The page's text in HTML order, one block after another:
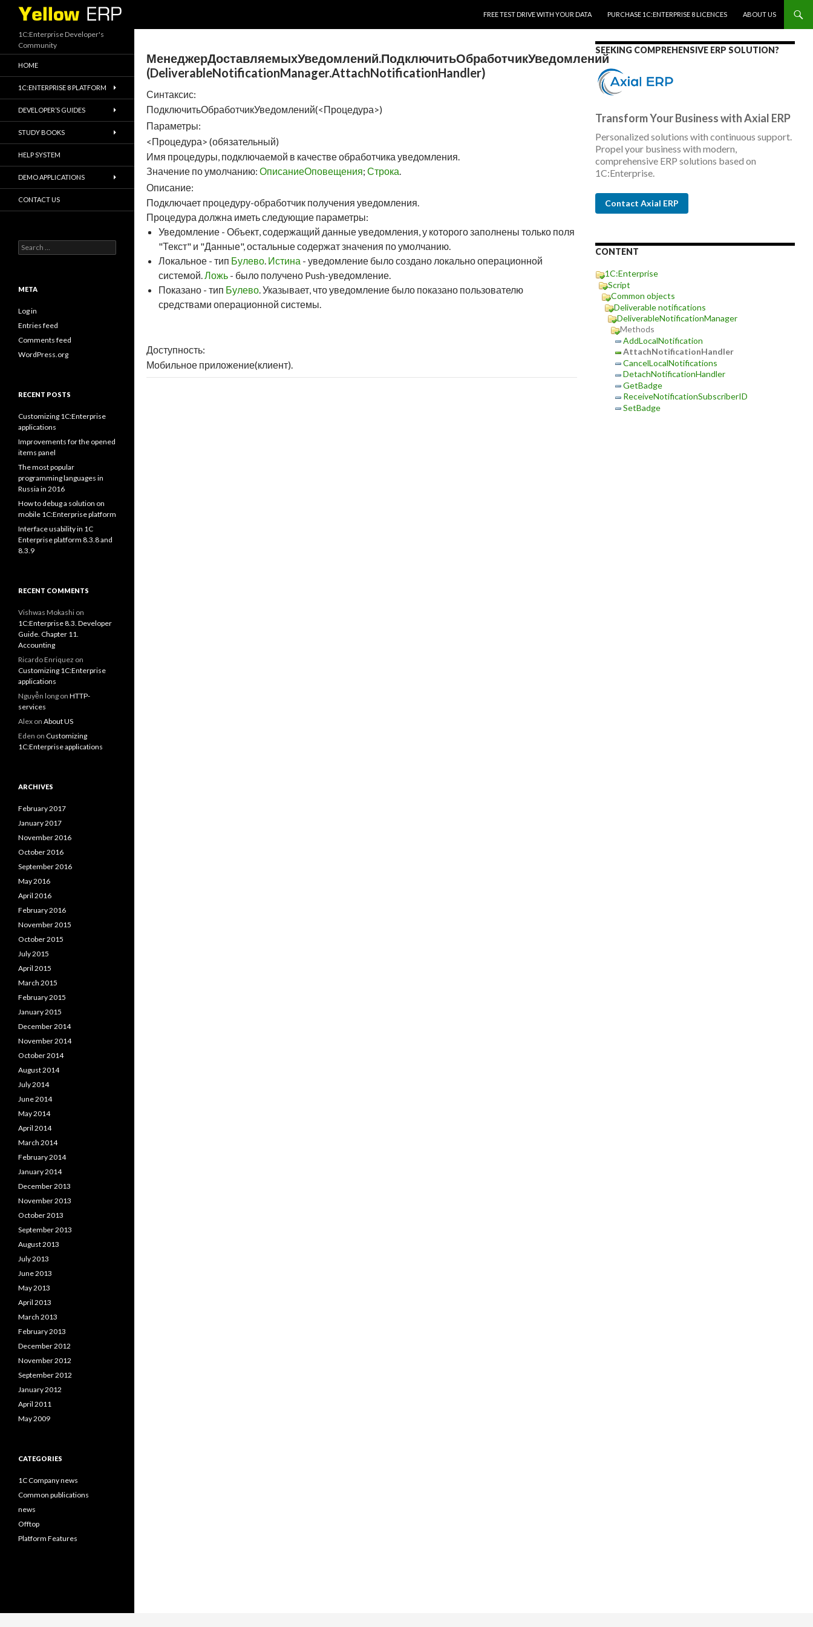
Search
FREE TEST DRIVE WITH YOUR DATA
PURCHASE 1C:ENTERPRISE 8 LICENCES ABOUT US
МенеджерДоставляемыхУведомлений.ПодключитьОбработчикУведомлений
(DeliverableNotificationManager.AttachNotificationHandler)
Синтаксис:
ПодключитьОбработчикУведомлений(<Процедура>)
Параметры:
<Процедура> (обязательный)
Имя процедуры, подключаемой в качестве обработчика уведомления.
Значение по умолчанию: ОписаниеОповещения; Строка.
Описание:
Подключает процедуру-обработчик получения уведомления.
Процедура должна иметь следующие параметры:
Уведомление - Объект, содержащий данные уведомления, у которого заполнены только поля
"Текст" и "Данные", остальные содержат значения по умолчанию.
Локальное - тип Булево. Истина - уведомление было создано локально операционной
системой.Ложь - было получено Push-уведомление.
Показано - тип Булево. Указывает, что уведомление было показано пользователю
средствами операционной системы.
Доступность:
Мобильное приложение(клиент).
SEEKING COMPREHENSIVE ERP SOLUTION?
Transform Your Business with Axial ERP
Personalized solutions with continuous support.
Propel your business with modern,
comprehensive ERP solutions based on
1C:Enterprise.
Contact Axial ERP
CONTENT
1C:Enterprise
Script
Common objects
Deliverable notifications
DeliverableNotificationManager
Methods
AddLocalNotification
AttachNotificationHandler
CancelLocalNotifications
DetachNotificationHandler
GetBadge
ReceiveNotificationSubscriberID
SetBadge
1C:Enterprise Developer's
Community
HOME
1C:ENTERPRISE 8 PLATFORM
DEVELOPER’S GUIDES
STUDY BOOKS
HELP SYSTEM
DEMO APPLICATIONS
CONTACT US
Search
for:
META
Log in
Entries feed
Comments feed
WordPress.org
RECENT POSTS
Customizing 1C:Enterprise
applications
Improvements for the opened
items panel
The most popular
programming languages in
Russia in 2016
How to debug a solution on
mobile 1C:Enterprise platform
Interface usability in 1C
Enterprise platform 8.3.8 and
8.3.9
RECENT COMMENTS
Vishwas Mokashi on
1C:Enterprise 8.3. Developer
Guide. Chapter 11.
Accounting
Ricardo Enriquez on
Customizing 1C:Enterprise
applications
Nguyễn long on HTTP-
services
Alex on About US
Eden on Customizing
1C:Enterprise applications
ARCHIVES
February 2017
January 2017
November 2016
October 2016
September 2016
May 2016
April 2016
February 2016
November 2015
October 2015
July 2015
April 2015
March 2015
February 2015
January 2015
December 2014
November 2014
October 2014
August 2014
July 2014
June 2014
May 2014
April 2014
March 2014
February 2014
January 2014
December 2013
November 2013
October 2013
September 2013
August 2013
July 2013
June 2013
May 2013
April 2013
March 2013
February 2013
December 2012
November 2012
September 2012
January 2012
April 2011
May 2009
CATEGORIES
1C Company news
Common publications
news
Offtop
Platform Features